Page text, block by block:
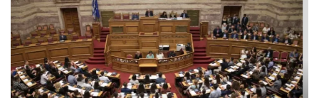
ΠΑΡΑΠΟΛΙΤΙΚΑ ΠΟΛΙΤΙΚΗ